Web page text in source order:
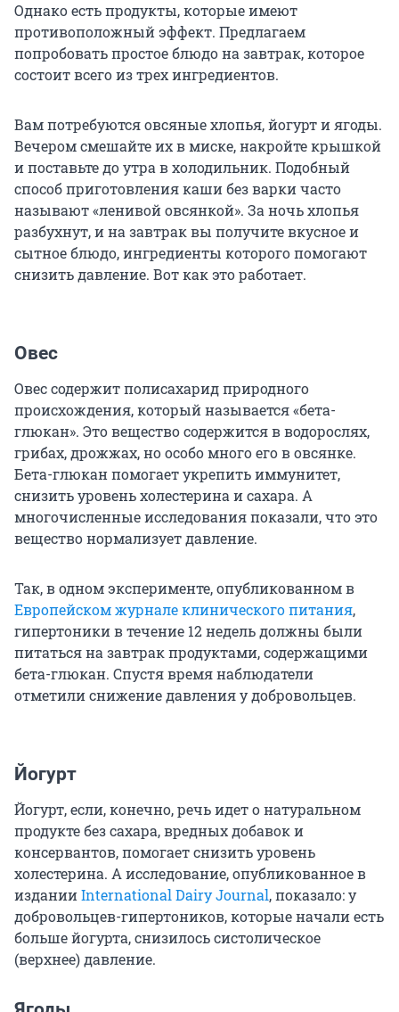
Однако есть продукты, которые имеют
противоположный эффект. Предлагаем
попробовать простое блюдо на завтрак, которое
состоит всего из трех ингредиентов.
Вам потребуются овсяные хлопья, йогурт и ягоды.
Вечером смешайте их в миске, накройте крышкой
и поставьте до утра в холодильник. Подобный
способ приготовления каши без варки часто
называют «ленивой овсянкой». За ночь хлопья
разбухнут, и на завтрак вы получите вкусное и
сытное блюдо, ингредиенты которого помогают
снизить давление. Вот как это работает.
Овес
Овес содержит полисахарид природного
происхождения, который называется «бета-
глюкан». Это вещество содержится в водорослях,
грибах, дрожжах, но особо много его в овсянке.
Бета-глюкан помогает укрепить иммунитет,
снизить уровень холестерина и сахара. А
многочисленные исследования показали, что это
вещество нормализует давление.
Так, в одном эксперименте, опубликованном в
Европейском журнале клинического питания,
гипертоники в течение 12 недель должны были
питаться на завтрак продуктами, содержащими
бета-глюкан. Спустя время наблюдатели
отметили снижение давления у добровольцев.
Йогурт
Йогурт, если, конечно, речь идет о натуральном
продукте без сахара, вредных добавок и
консервантов, помогает снизить уровень
холестерина. А исследование, опубликованное в
изданииInternational Dairy Journal, показало: у
добровольцев-гипертоников, которые начали есть
больше йогурта, снизилось систолическое
(верхнее) давление.